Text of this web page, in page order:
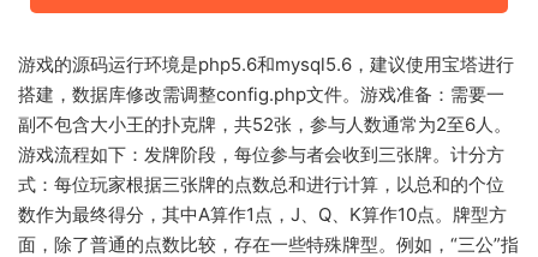
游戏的源码运行环境是php5.6和mysql5.6，建议使用宝塔进行
搭建，数据库修改需调整config.php文件。游戏准备：需要一
副不包含大小王的扑克牌，共52张，参与人数通常为2至6人。
游戏流程如下：发牌阶段，每位参与者会收到三张牌。计分方
式：每位玩家根据三张牌的点数总和进行计算，以总和的个位
数作为最终得分，其中A算作1点，J、Q、K算作10点。牌型方
面，除了普通的点数比较，存在一些特殊牌型。例如，“三公”指